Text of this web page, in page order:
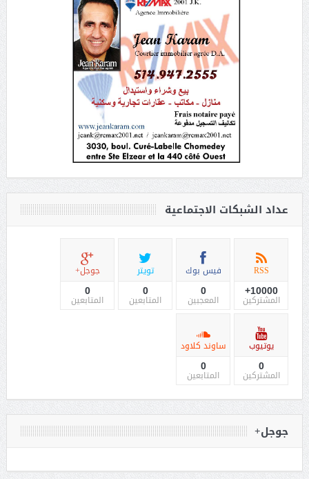
عداد الشبكات الاجتماعية
RSS
10000+
المشتركين
فيس بوك
0
المعجبين
تويتر
0
المتابعين
جوجل+
0
المتابعين
يوتيوب
0
المشتركين
ساوند كلاود
0
المتابعين
جوجل+